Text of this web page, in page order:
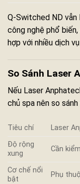
Q-Switched ND vẫn
công nghệ phổ
hợp với nhiều dịch
So Sánh Laser
Nếu Laser
chủ spa nên so
Tiêu chí Laser
Độ rộng
xung
Cần
Cơ chế nổi
bật
Phụ